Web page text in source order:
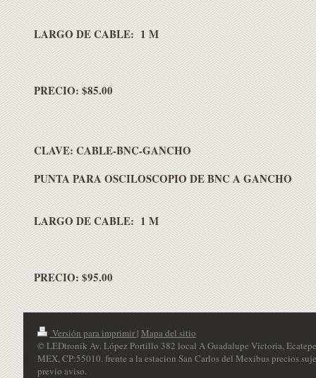
LARGO DE CABLE: 1 M
PRECIO: $85.00
CLAVE: CABLE-BNC-GANCHO
PUNTA PARA OSCILOSCOPIO DE BNC A GANCHO
LARGO DE CABLE: 1 M
PRECIO: $95.00
Versión para imprimir | Mapa del sitio
© LEDtronik Av. López Portillo 382 local A Guadalupe Victoria,
MEX, CP:55010. frente a la estacion San Carlos del Mexibus precios
previo aviso.